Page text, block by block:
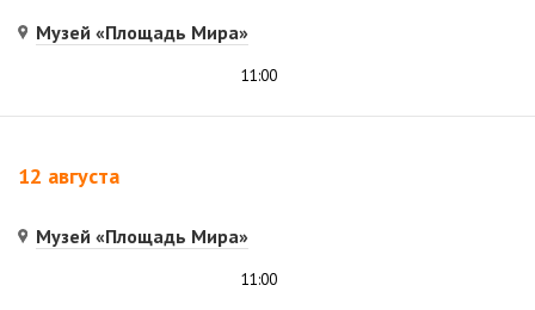
Музей «Площадь Мира»
11:00
12 августа
Музей «Площадь Мира»
11:00